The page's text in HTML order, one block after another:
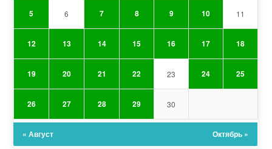
5 6 7 8 9 10 11
12 13 14 15 16 17 18
19 20 21 22 23 24 25
26 27 28 29 30
« Август Октябрь »